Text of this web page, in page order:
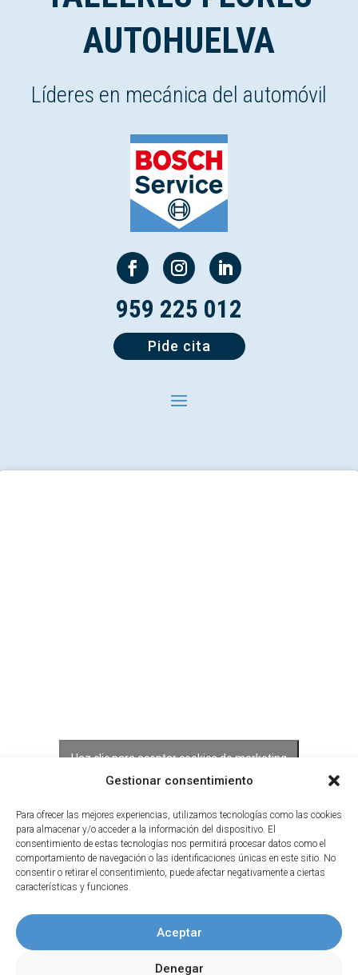
Gestionar consentimiento
Para ofrecer las mejores experiencias, utilizamos tecnologías como las cookies
para almacenar y/o acceder a la información del dispositivo. El
consentimiento de estas tecnologías nos permitirá procesar datos como el
comportamiento de navegación o las identificaciones únicas en este sitio. No
consentir o retirar el consentimiento, puede afectar negativamente a ciertas
características y funciones.
Aceptar
Denegar
AUTOHUELVA
Líderes en mecánica del automóvil
959 225 012
Pide cita
Haz clic para aceptar cookies de marketing
y permitir este contenido